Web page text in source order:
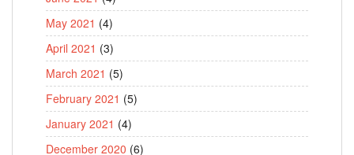
May 2021 (4)
April 2021 (3)
March 2021 (5)
February 2021 (5)
January 2021 (4)
December 2020 (6)